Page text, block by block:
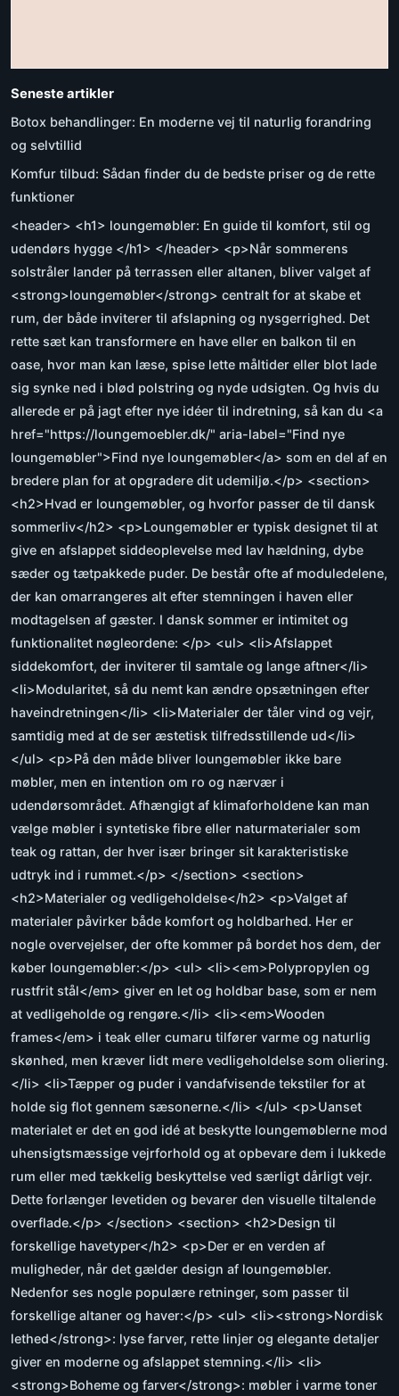
Seneste artikler
Botox behandlinger: En moderne vej til naturlig forandring
og selvtillid
Komfur tilbud: Sådan finder du de bedste priser og de rette
funktioner
<header> <h1> loungemøbler: En guide til komfort, stil og
udendørs hygge </h1> </header> <p>Når sommerens
solstråler lander på terrassen eller altanen, bliver valget af
<strong>loungemøbler</strong> centralt for at skabe et
rum, der både inviterer til afslapning og nysgerrighed. Det
rette sæt kan transformere en have eller en balkon til en
oase, hvor man kan læse, spise lette måltider eller blot lade
sig synke ned i blød polstring og nyde udsigten. Og hvis du
allerede er på jagt efter nye idéer til indretning, så kan du <a
href="https://loungemoebler.dk/" aria-label="Find nye
loungemøbler">Find nye loungemøbler</a> som en del af en
bredere plan for at opgradere dit udemiljø.</p> <section>
<h2>Hvad er loungemøbler, og hvorfor passer de til dansk
sommerliv</h2> <p>Loungemøbler er typisk designet til at
give en afslappet siddeoplevelse med lav hældning, dybe
sæder og tætpakkede puder. De består ofte af moduledelene,
der kan omarrangeres alt efter stemningen i haven eller
modtagelsen af gæster. I dansk sommer er intimitet og
funktionalitet nøgleordene: </p> <ul> <li>Afslappet
siddekomfort, der inviterer til samtale og lange aftner</li>
<li>Modularitet, så du nemt kan ændre opsætningen efter
haveindretningen</li> <li>Materialer der tåler vind og vejr,
samtidig med at de ser æstetisk tilfredsstillende ud</li>
</ul> <p>På den måde bliver loungemøbler ikke bare
møbler, men en intention om ro og nærvær i
udendørsområdet. Afhængigt af klimaforholdene kan man
vælge møbler i syntetiske fibre eller naturmaterialer som
teak og rattan, der hver især bringer sit karakteristiske
udtryk ind i rummet.</p> </section> <section>
<h2>Materialer og vedligeholdelse</h2> <p>Valget af
materialer påvirker både komfort og holdbarhed. Her er
nogle overvejelser, der ofte kommer på bordet hos dem, der
køber loungemøbler:</p> <ul> <li><em>Polypropylen og
rustfrit stål</em> giver en let og holdbar base, som er nem
at vedligeholde og rengøre.</li> <li><em>Wooden
frames</em> i teak eller cumaru tilfører varme og naturlig
skønhed, men kræver lidt mere vedligeholdelse som oliering.
</li> <li>Tæpper og puder i vandafvisende tekstiler for at
holde sig flot gennem sæsonerne.</li> </ul> <p>Uanset
materialet er det en god idé at beskytte loungemøblerne mod
uhensigtsmæssige vejrforhold og at opbevare dem i lukkede
rum eller med tækkelig beskyttelse ved særligt dårligt vejr.
Dette forlænger levetiden og bevarer den visuelle tiltalende
overflade.</p> </section> <section> <h2>Design til
forskellige havetyper</h2> <p>Der er en verden af
muligheder, når det gælder design af loungemøbler.
Nedenfor ses nogle populære retninger, som passer til
forskellige altaner og haver:</p> <ul> <li><strong>Nordisk
lethed</strong>: lyse farver, rette linjer og elegante detaljer
giver en moderne og afslappet stemning.</li> <li>
<strong>Boheme og farver</strong>: møbler i varme toner